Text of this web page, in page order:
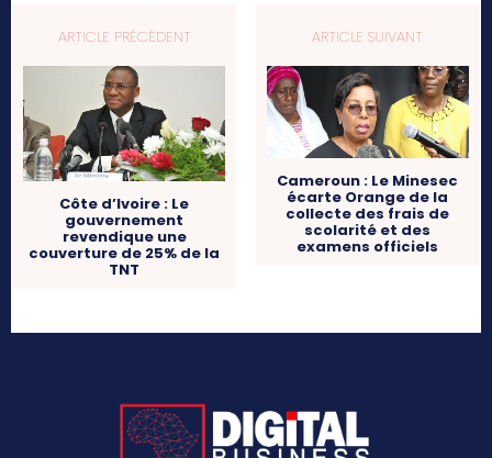
ARTICLE PRÉCÉDENT
Côte d’Ivoire : Le
gouvernement
revendique une
couverture de 25% de la
TNT
ARTICLE SUIVANT
Cameroun : Le Minesec
écarte Orange de la
collecte des frais de
scolarité et des
examens officiels